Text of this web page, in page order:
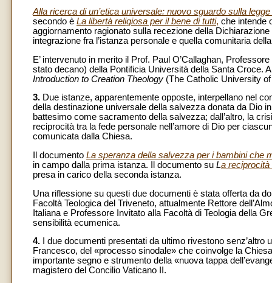
Alla ricerca di un’etica universale: nuovo sguardo sulla
secondo è La libertà religiosa per il bene di tutti, che intende
aggiornamento ragionato sulla recezione della
integrazione fra l’istanza personale e quella comunitaria
E’ intervenuto in merito il Prof. Paul O’Callaghan,
stato decano) della Pontificia Università della Santa Croce.
Introduction to Creation Theology (The Catholic University
3. Due istanze, apparentemente opposte, interpellano nel
della destinazione universale della salvezza donata da Dio
battesimo come sacramento della salvezza; dall’altro, la
reciprocità tra la fede personale nell’amore di Dio per
comunicata dalla Chiesa.
Il documento La speranza della salvezza per i bambini che
in campo dalla prima istanza. Il documento su La reciprocità
presa in carico della seconda istanza.
Una riflessione su questi due documenti è stata offerta da
Facoltà Teologica del Triveneto, attualmente Rettore
Italiana e Professore Invitato alla Facoltà di Teologia della
sensibilità ecumenica.
4.
I due documenti presentati da ultimo rivestono
Francesco, del «processo sinodale» che coinvolge la
importante segno e strumento della «nuova tappa
magistero del Concilio Vaticano II.